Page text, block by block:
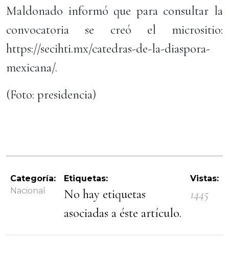
Maldonado informó que para consultar la
convocatoria se creó el micrositio:
https://secihti.mx/catedras-de-la-diaspora-
mexicana/.
(Foto: presidencia)
Categoría:
Nacional
Etiquetas:
No hay etiquetas
asociadas a éste artículo.
Vistas:
1445